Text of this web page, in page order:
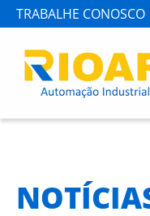
TRABALHE CONOSCO